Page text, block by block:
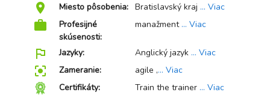
room Miesto pôsobenia: Bratislavský kraj ... Viac
work
Profesijné
skúsenosti:
manažment ... Viac
outlined_flag Jazyky: Anglický jazyk ... Viac
center_focus_strong Zameranie: agile ,... Viac
Certifikáty:
Train the trainer ... Viac